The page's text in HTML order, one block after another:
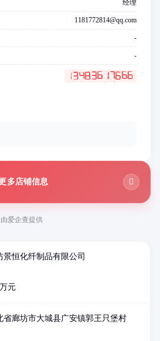
爱企查提供
景恒化纤制品有限公司
元
省廊坊市大城县广安镇郭王只堡村
经理
1181772814@qq.com
-
-
多店铺信息